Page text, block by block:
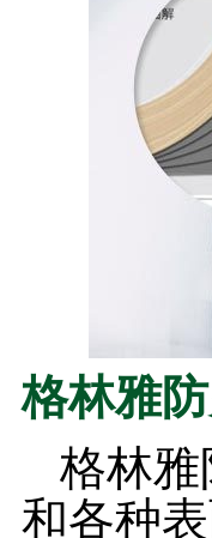
格林雅
格林
和各种